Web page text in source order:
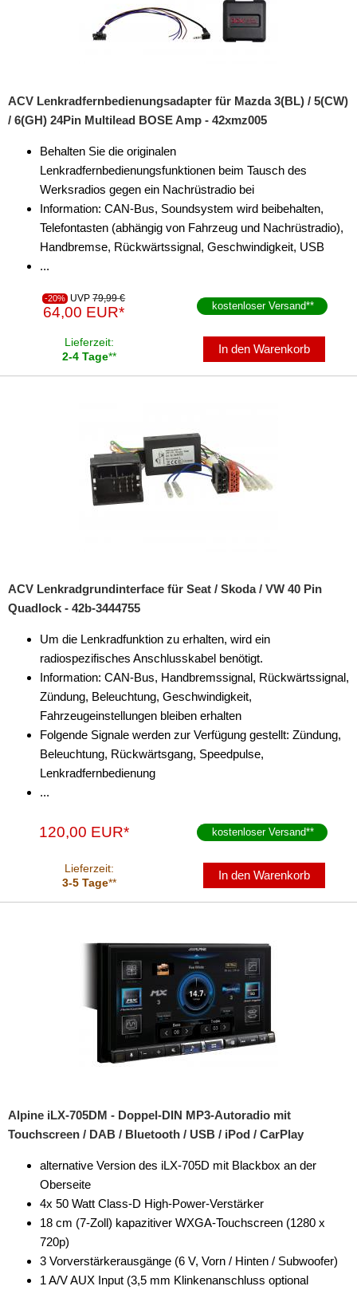
ACV Lenkradfernbedienungsadapter für Mazda 3(BL) / 5(CW)
/ 6(GH) 24Pin Multilead BOSE Amp - 42xmz005
Behalten Sie die originalen
Lenkradfernbedienungsfunktionen beim Tausch des
Werksradios gegen ein Nachrüstradio bei
Information: CAN-Bus, Soundsystem wird beibehalten,
Telefontasten (abhängig von Fahrzeug und Nachrüstradio),
Handbremse, Rückwärtssignal, Geschwindigkeit, USB
...
-20% UVP 79,99 €
64,00 EUR* kostenloser Versand**
Lieferzeit:
2-4 Tage**
In den Warenkorb
ACV Lenkradgrundinterface für Seat / Skoda / VW 40 Pin
Quadlock - 42b-3444755
Um die Lenkradfunktion zu erhalten, wird ein
radiospezifisches Anschlusskabel benötigt.
Information: CAN-Bus, Handbremssignal, Rückwärtssignal,
Zündung, Beleuchtung, Geschwindigkeit,
Fahrzeugeinstellungen bleiben erhalten
Folgende Signale werden zur Verfügung gestellt: Zündung,
Beleuchtung, Rückwärtsgang, Speedpulse,
Lenkradfernbedienung
...
120,00 EUR* kostenloser Versand**
Lieferzeit:
3-5 Tage**
In den Warenkorb
Alpine iLX-705DM - Doppel-DIN MP3-Autoradio mit
Touchscreen / DAB / Bluetooth / USB / iPod / CarPlay
alternative Version des iLX-705D mit Blackbox an der
Oberseite
4x 50 Watt Class-D High-Power-Verstärker
18 cm (7-Zoll) kapazitiver WXGA-Touchscreen (1280 x
720p)
3 Vorverstärkerausgänge (6 V, Vorn / Hinten / Subwoofer)
1 A/V AUX Input (3,5 mm Klinkenanschluss optional